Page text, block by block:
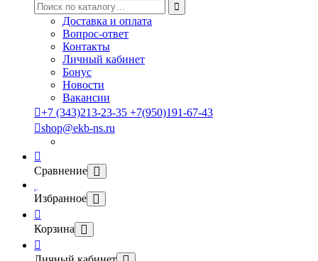
Доставка и оплата
Вопрос-ответ
Контакты
Личный кабинет
Бонус
Новости
Вакансии
+7 (343)213-23-35 +7(950)191-67-43
shop@ekb-ns.ru
Сравнение
Избранное
Корзина